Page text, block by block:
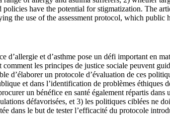
policies have the potential for stigmatization. The
the use of the assessment protocol, which
d’allergie et d’asthme pose un défi important en
comment les principes de justice sociale peuvent
d’élaborer un protocole d’évaluation de ces
et dans l’identification de problèmes
un bénéfice en santé également répartis
défavorisées, et 3) les politiques ciblées ne
dans le but de tester l’efficacité du protocole